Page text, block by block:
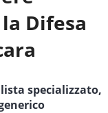
Difesa
specializzato,